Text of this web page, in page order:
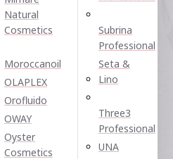
Natural
Cosmetics
Moroccanoil
OLAPLEX
Orofluido
OWAY
Oyster
Cosmetics
Subrina
Professional
Seta &
Lino
Three3
Professional
UNA